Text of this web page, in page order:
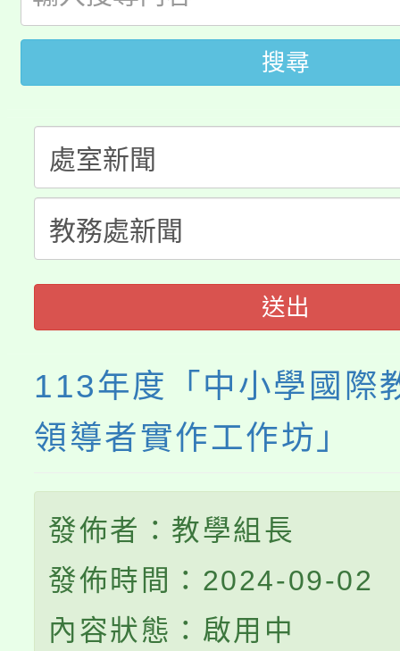
視費優惠，中低收入戶
半價優惠，詳情可洽有
者。
大園自造教育及科技中
份教師增能研習
大溪自造教育及科技
份教師研習
淨零綠生活教案入校路
會
115年食農教育專業人
程
搜尋
送出
113年度「中小學國際
領導者實作工作坊」
發佈者：教學組長
發佈時間：2024-09-02
內容狀態：啟用中